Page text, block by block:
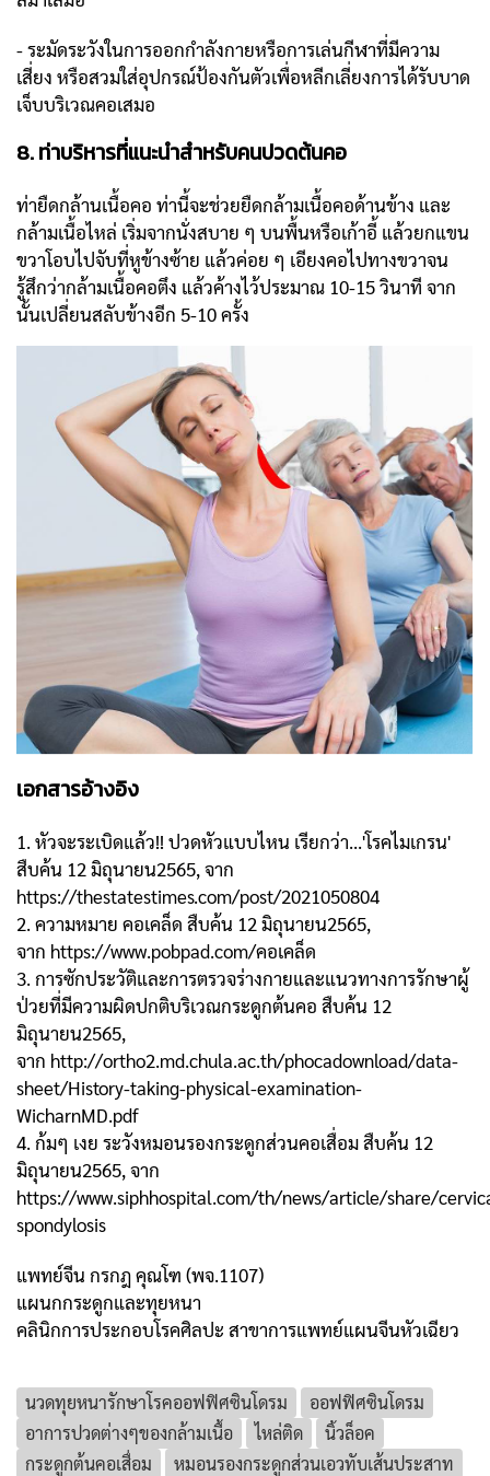
- ระมัดระวังในการออกกำลังกายหรือการเล่นกีฬาที่มีความ
เสี่ยง หรือสวมใส่อุปกรณ์ป้องกันตัวเพื่อหลีกเลี่ยงการได้รับบาด
เจ็บบริเวณคอเสมอ
8. ท่าบริหารที่แนะนำสำหรับคนปวดต้นคอ
ท่ายืดกล้านเนื้อคอ ท่านี้จะช่วยยืดกล้ามเนื้อคอด้านข้าง และ
กล้ามเนื้อไหล่ เริ่มจากนั่งสบาย ๆ บนพื้นหรือเก้าอี้ แล้วยกแขน
ขวาโอบไปจับที่หูข้างซ้าย แล้วค่อย ๆ เอียงคอไปทางขวาจน
รู้สึกว่ากล้ามเนื้อคอตึง แล้วค้างไว้ประมาณ 10-15 วินาที จาก
นั้นเปลี่ยนสลับข้างอีก 5-10 ครั้ง
เอกสารอ้างอิง
1. หัวจะระเบิดแล้ว!! ปวดหัวแบบไหน เรียกว่า...'โรคไมเกรน'
สืบค้น 12 มิถุนายน2565, จาก
https://thestatestimes.com/post/2021050804
2. ความหมาย คอเคล็ด สืบค้น 12 มิถุนายน2565,
จาก https://www.pobpad.com/คอเคล็ด
3. การซักประวัติและการตรวจร่างกายและแนวทางการรักษาผู้
ป่วยที่มีความผิดปกติบริเวณกระดูกต้นคอ สืบค้น 12
มิถุนายน2565,
จาก http://ortho2.md.chula.ac.th/phocadownload/data-
sheet/History-taking-physical-examination-
WicharnMD.pdf
4. ก้มๆ เงย ระวังหมอนรองกระดูกส่วนคอเสื่อม สืบค้น 12
มิถุนายน2565, จาก
https://www.siphhospital.com/th/news/article/share/
spondylosis
แพทย์จีน กรกฎ คุณโฑ (พจ.1107)
แผนกกระดูกและทุยหนา
คลินิกการประกอบโรคศิลปะ สาขาการแพทย์แผนจีนหัวเฉียว
นวดทุยหนารักษาโรคออฟฟิศซินโดรม
ออฟฟิศซินโดรม
อาการปวดต่างๆของกล้ามเนื้อ
ไหล่ติด
นิ้วล็อค
กระดูกต้นคอเสื่อม
หมอนรองกระดูกส่วนเอวทับเส้นประสาท